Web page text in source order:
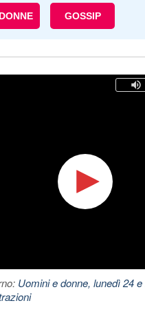
GOSSIP
Uomini e donne, lunedì 24